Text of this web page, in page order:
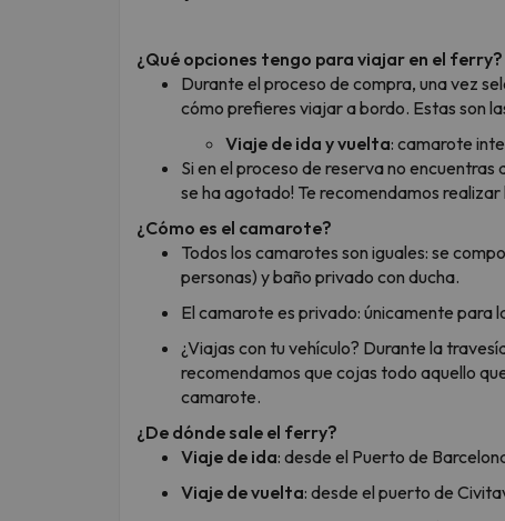
¿Qué opciones tengo para viajar en el ferry?
Durante el proceso de compra, una vez
cómo prefieres viajar a bordo. Estas son
Viaje de ida y vuelta: camarote
Si en el proceso de reserva no encuentras
se ha agotado! Te recomendamos
¿Cómo es el camarote?
Todos los camarotes son iguales: se
personas) y baño privado con ducha.
El camarote es privado: únicamente para
¿Viajas con tu vehículo? Durante la
recomendamos que cojas todo aquello
camarote.
¿De dónde sale el ferry?
Viaje de ida: desde el Puerto de
Viaje de vuelta: desde el puerto de